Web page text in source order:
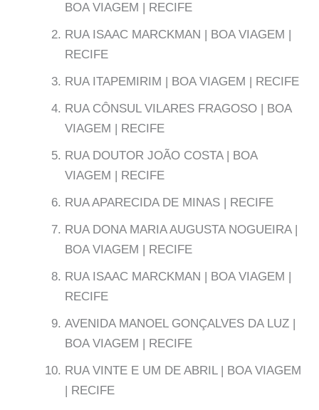
BOA VIAGEM | RECIFE
RUA ISAAC MARCKMAN | BOA VIAGEM |
RECIFE
RUA ITAPEMIRIM | BOA VIAGEM | RECIFE
RUA CÔNSUL VILARES FRAGOSO | BOA
VIAGEM | RECIFE
RUA DOUTOR JOÃO COSTA | BOA
VIAGEM | RECIFE
RUA APARECIDA DE MINAS | RECIFE
RUA DONA MARIA AUGUSTA NOGUEIRA |
BOA VIAGEM | RECIFE
RUA ISAAC MARCKMAN | BOA VIAGEM |
RECIFE
AVENIDA MANOEL GONÇALVES DA LUZ |
BOA VIAGEM | RECIFE
RUA VINTE E UM DE ABRIL | BOA VIAGEM
| RECIFE